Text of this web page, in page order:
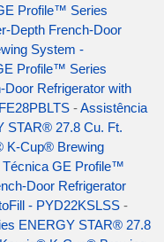
Profile™ Series
Depth French-Door
System -
Profile™ Series
Refrigerator with
-Assistência
STAR® 27.8 Cu. Ft.
K-Cup® Brewing
GE Profile™
Door Refrigerator
- PYD22KSLSS -
ENERGY STAR® 27.8